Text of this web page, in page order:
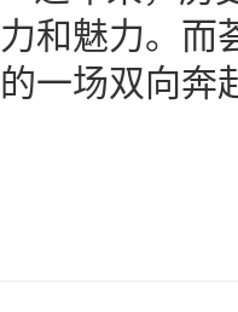
力和魅力。而
的一场双向奔